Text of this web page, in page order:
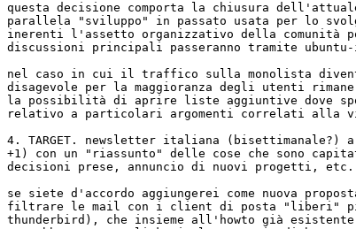
questa decisione comporta la chiusura
parallela "sviluppo" in passato usata per lo
inerenti l'assetto organizzativo della comunità
discussioni principali passeranno tramite
nel caso in cui il traffico sulla monolista
disagevole per la maggioranza degli utenti
la possibilità di aprire liste aggiuntive dove
relativo a particolari argomenti correlati alla
4. TARGET. newsletter italiana (bisettimanale?)
+1) con un "riassunto" delle cose che sono
decisioni prese, annuncio di nuovi progetti, etc.
se siete d'accordo aggiungerei come nuova
filtrare le mail con i client di posta "liberi"
thunderbird), che insieme all'howto già